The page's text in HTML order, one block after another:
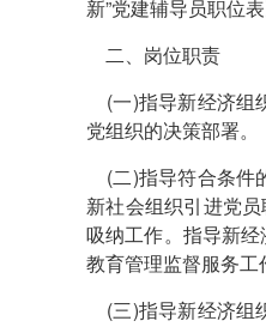
新”党建辅导员职位表
二、岗位职责
(一)指导新经济组
党组织的决策部署。
(二)指导符合条件
新社会组织引进党
吸纳工作。指导新
教育管理监督服务工
(三)指导新经济组